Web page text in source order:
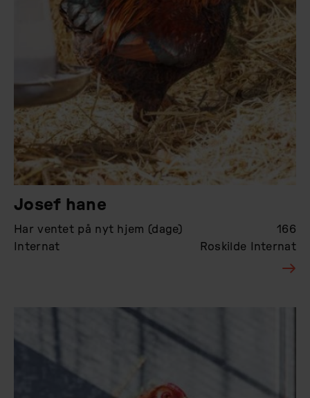
Josef hane
Har ventet på nyt hjem (dage)
166
Internat
Roskilde Internat